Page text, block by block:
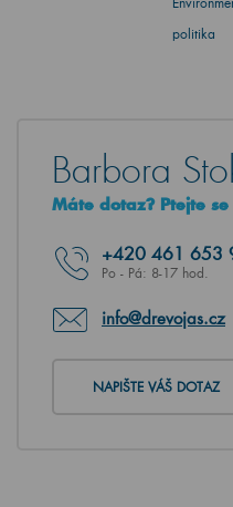
politika
Barbora
Máte dotaz? Ptejte se
+420 461 653
Po - Pá: 8-17 hod.
info@drevojas.cz
NAPIŠTE VÁŠ DOTAZ